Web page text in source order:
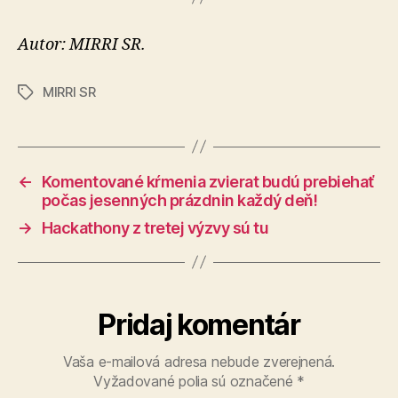
Autor: MIRRI SR.
ZnačkyMIRRI SR
←
Komentované kŕmenia zvierat budú prebiehať
počas jesenných prázdnin každý deň!
→
Hackathony z tretej výzvy sú tu
Pridaj komentár
Vaša e-mailová adresa nebude zverejnená.
Vyžadované polia sú označené *